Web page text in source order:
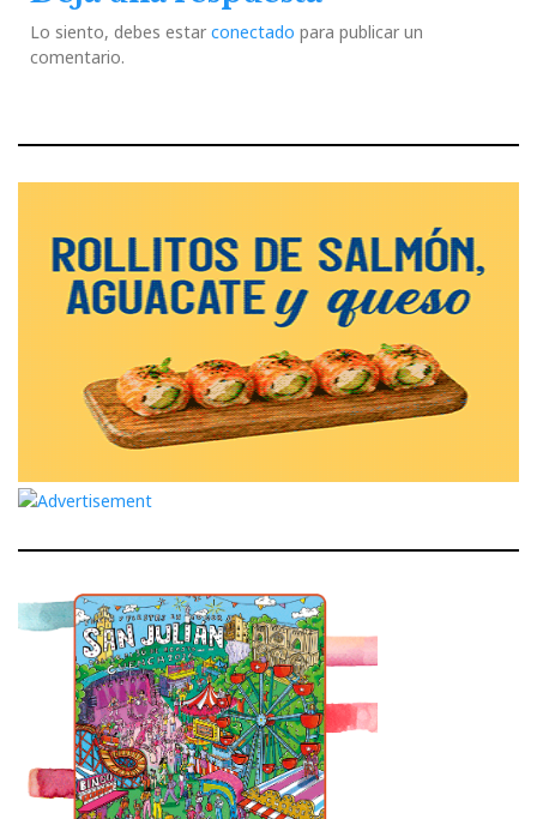
Lo siento, debes estar conectado para publicar un
comentario.